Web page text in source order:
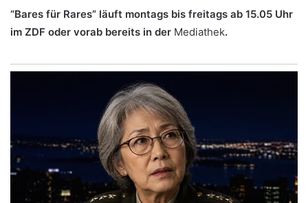
“Bares für Rares” läuft montags bis freitags ab 15.05 Uhr
im ZDF oder vorab bereits in der Mediathek.